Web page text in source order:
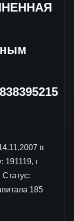
в
191119, г
185